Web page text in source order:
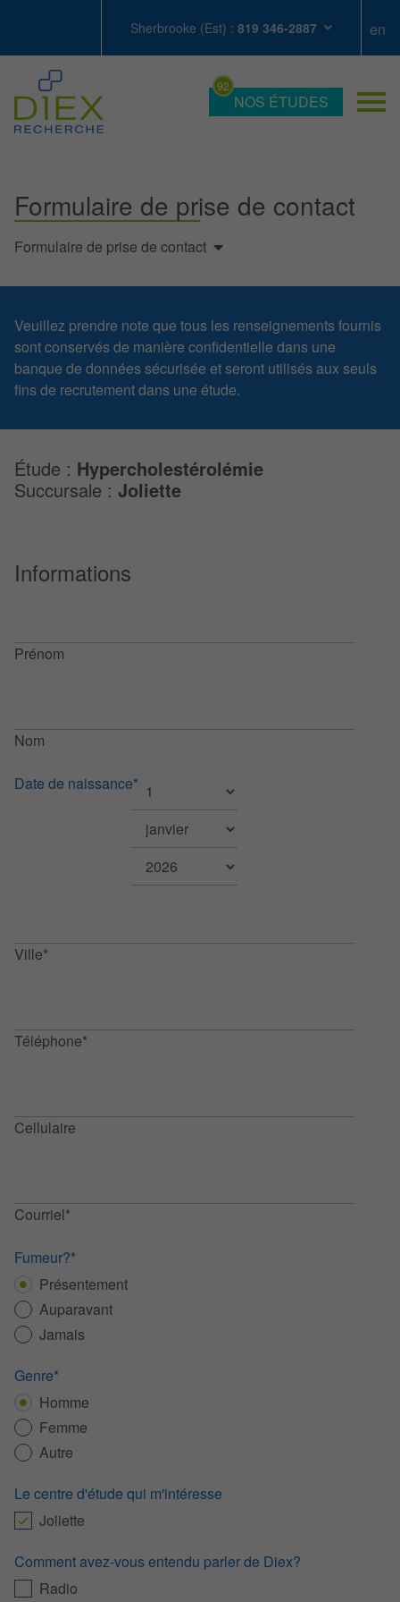
Sherbrooke (Est) : 819 346-2887
NOS ÉTUDES
Formulaire de prise de contact
Formulaire de prise de contact
Veuillez prendre note que tous les renseignements fournis
sont conservés de manière confidentielle dans une
banque de données sécurisée et seront utilisés aux seuls
fins de recrutement dans une étude.
Étude : Hypercholestérolémie
Succursale : Joliette
Informations
Prénom
Nom
Date de naissance*
Ville*
Téléphone*
Cellulaire
Courriel*
Fumeur?*
Présentement
Auparavant
Jamais
Genre*
Homme
Femme
Autre
Le centre d'étude qui m'intéresse
Joliette
Comment avez-vous entendu parler de Diex?
Radio